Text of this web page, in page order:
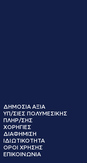
ΔΗΜΟΣΙΑ ΑΞΙΑ
ΥΠ/ΣΙΕΣ ΠΟΛΥΜΕΣΙΚΗΣ
ΠΛΗΡ/ΣΗΣ
ΧΟΡΗΓΙΕΣ
ΔΙΑΦΗΜΙΣΗ
ΙΔΙΩΤΙΚΟΤΗΤΑ
ΟΡΟΙ ΧΡΗΣΗΣ
ΕΠΙΚΟΙΝΩΝΙΑ